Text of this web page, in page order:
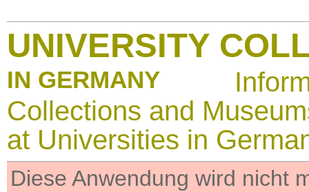
UNIVERSITY
IN GERMANY
Collections and
at Universities in
Diese Anwendung wird nicht